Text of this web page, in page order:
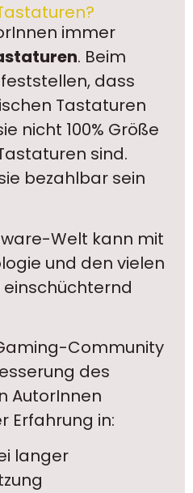
immer
. Beim
dass
Tastaturen
nicht 100% Größe
sind.
bezahlbar sein
Welt kann mit
und den vielen
Community
des
AutorInnen
Erfahrung in:
langer